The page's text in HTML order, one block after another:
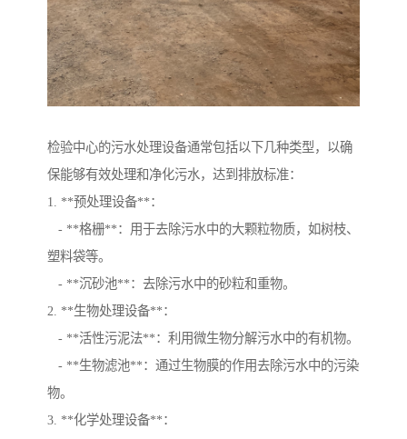
检验中心的污水处理设备通常包括以下几种类型，以确
保能够有效处理和净化污水，达到排放标准：
1. **预处理设备**：
- **格栅**：用于去除污水中的大颗粒物质，如树枝、
塑料袋等。
- **沉砂池**：去除污水中的砂粒和重物。
2. **生物处理设备**：
- **活性污泥法**：利用微生物分解污水中的有机物。
- **生物滤池**：通过生物膜的作用去除污水中的污染
物。
3. **化学处理设备**：